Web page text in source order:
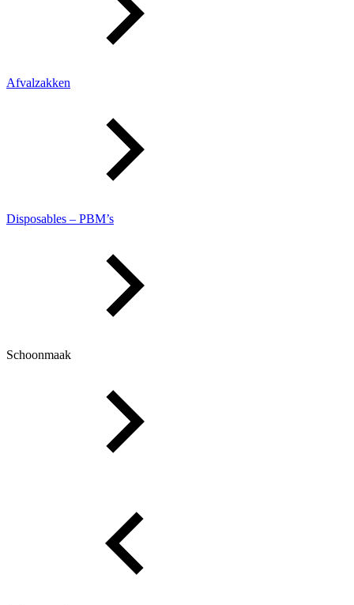
Afvalzakken
Disposables – PBM’s
Schoonmaak